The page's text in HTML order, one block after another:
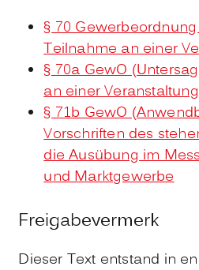
§ 70
Teilnahme an einer
§ 70a GewO
an einer
§ 71b GewO
Vorschriften des
die Ausübung im
und Marktgewerbe
Freigabevermerk
Dieser Text entstand in